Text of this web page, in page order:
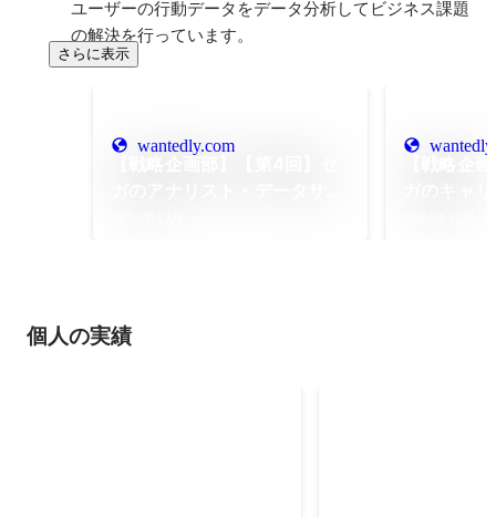
ユーザーの行動データをデータ分析してビジネス課題
の解決を行っています。
さらに表示
wantedly.com
個人の実績